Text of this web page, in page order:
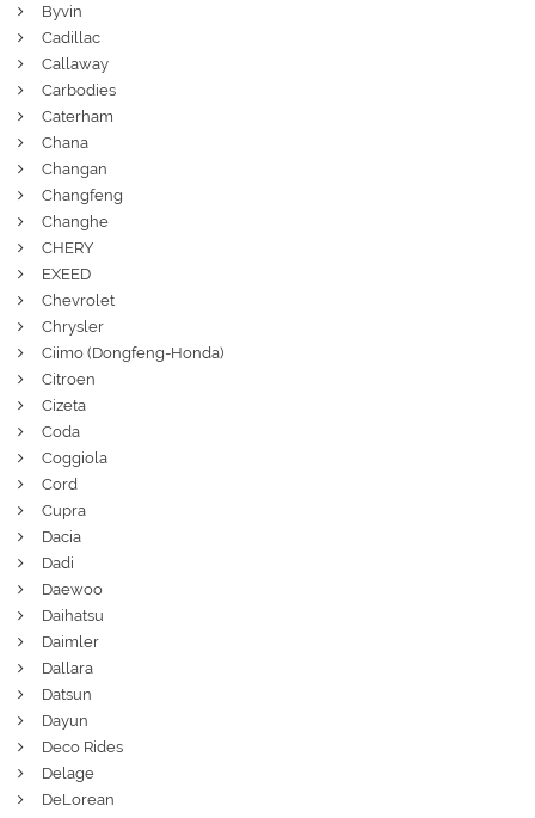
Byvin
Cadillac
Callaway
Carbodies
Caterham
Chana
Changan
Changfeng
Changhe
CHERY
EXEED
Chevrolet
Chrysler
Ciimo (Dongfeng-Honda)
Citroen
Cizeta
Coda
Coggiola
Cord
Cupra
Dacia
Dadi
Daewoo
Daihatsu
Daimler
Dallara
Datsun
Dayun
Deco Rides
Delage
DeLorean